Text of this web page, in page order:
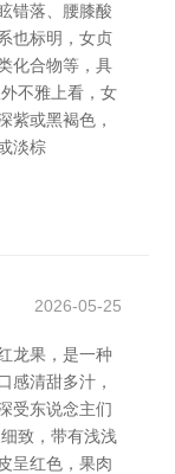
错落、腰膝酸
也标明，女贞
化合物等，具
不雅上看，女
紫或黑褐色，
淡棕
2026-05-25
龙果，是一种
感清甜多汁，
受东说念主们
致，带有浅浅
呈红色，果肉